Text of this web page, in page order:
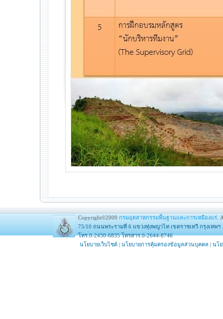
Copyright©2009 กรมอุตสาหกรรมพื้นฐานและการเหมืองแร่.
75/10 ถนนพระรามที่ 6 แขวงทุ่งพญาไท เขตราชเทวี กรุงเทพฯ
โทร.0-2430-6835 โทรสาร.0-2644-8746
นโยบายเว็บไซต์ | นโยบายการคุ้มครองข้อมูลส่วนบุคคล | นโ